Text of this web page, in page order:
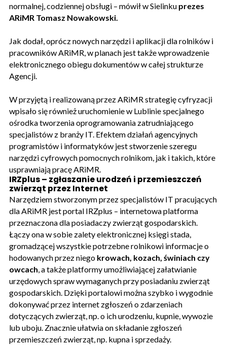
normalnej, codziennej obsługi – mówił w Sielinku prezes
ARiMR Tomasz Nowakowski.
Jak dodał, oprócz nowych narzędzi i aplikacji dla rolników i
pracowników ARiMR, w planach jest także wprowadzenie
elektronicznego obiegu dokumentów w całej strukturze
Agencji.
W przyjętą i realizowaną przez ARiMR strategię cyfryzacji
wpisało się również uruchomienie w Lublinie specjalnego
ośrodka tworzenia oprogramowania zatrudniającego
specjalistów z branży IT. Efektem działań agencyjnych
programistów i informatyków jest stworzenie szeregu
narzędzi cyfrowych pomocnych rolnikom, jak i takich, które
usprawniają pracę ARiMR.
IRZplus – zgłaszanie urodzeń i przemieszczeń
zwierząt przez Internet
Narzędziem stworzonym przez specjalistów IT pracujących
dla ARiMR jest portal IRZplus – internetowa platforma
przeznaczona dla posiadaczy zwierząt gospodarskich.
Łączy ona w sobie zalety elektronicznej księgi stada,
gromadzącej wszystkie potrzebne rolnikowi informacje o
hodowanych przez niego krowach, kozach, świniach czy
owcach , a także platformy umożliwiającej załatwianie
urzędowych spraw wymaganych przy posiadaniu zwierząt
gospodarskich. Dzięki portalowi można szybko i wygodnie
dokonywać przez internet zgłoszeń o zdarzeniach
dotyczących zwierząt, np. o ich urodzeniu, kupnie, wywozie
lub uboju. Znacznie ułatwia on składanie zgłoszeń
przemieszczeń zwierząt, np. kupna i sprzedaży.